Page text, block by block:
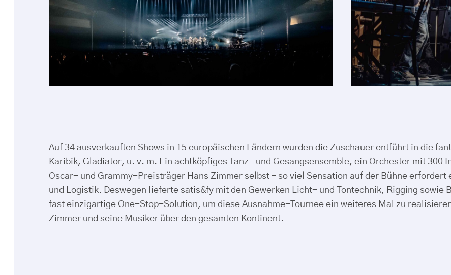
Auf 34 ausverkauften Shows in 15 europäischen Ländern wurden die Zuschauer entführt in die
Karibik, Gladiator, u. v. m. Ein achtköpfiges Tanz- und Gesangsensemble, ein Orchester mit 300
Oscar- und Grammy-Preisträger Hans Zimmer selbst – so viel Sensation auf der Bühne erfordert
und Logistik. Deswegen lieferte satis&fy mit den Gewerken Licht- und Tontechnik, Rigging sowie
fast einzigartige One-Stop-Solution, um diese Ausnahme-Tournee ein weiteres Mal zu
Zimmer und seine Musiker über den gesamten Kontinent.